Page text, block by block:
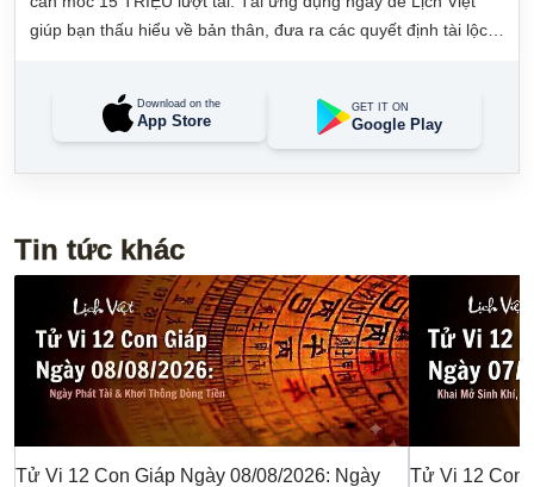
giúp bạn thấu hiểu về bản thân, đưa ra các quyết định tài lộc,
Download on the
App Store
GET IT ON
Google Play
Tin tức khác
Tử Vi 12 Con Giáp Ngày 08/08/2026: Ngày
Tử Vi 12 Con